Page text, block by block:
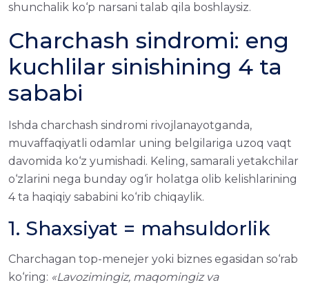
shunchalik ko‘p narsani talab qila boshlaysiz.
Charchash sindromi: eng
kuchlilar sinishining 4 ta
sababi
Ishda charchash sindromi rivojlanayotganda,
muvaffaqiyatli odamlar uning belgilariga uzoq vaqt
davomida ko‘z yumishadi. Keling, samarali yetakchilar
o‘zlarini nega bunday og‘ir holatga olib kelishlarining
4 ta haqiqiy sababini ko‘rib chiqaylik.
1. Shaxsiyat = mahsuldorlik
Charchagan top-menejer yoki biznes egasidan so‘rab
ko‘ring: «Lavozimingiz, maqomingiz va